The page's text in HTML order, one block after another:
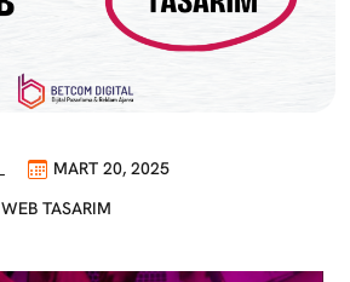
MART 20, 2025
WEB TASARIM